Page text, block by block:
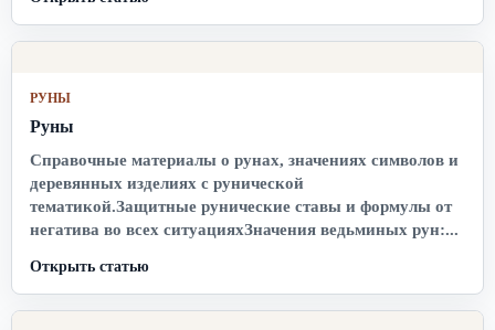
РУНЫ
Руны
Справочные материалы о рунах, значениях символов и
деревянных изделиях с рунической
тематикой.Защитные рунические ставы и формулы от
негатива во всех ситуацияхЗначения ведьминых рун:...
Открыть статью